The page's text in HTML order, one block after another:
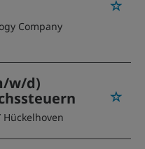
Company
w/d)
Hückelhoven